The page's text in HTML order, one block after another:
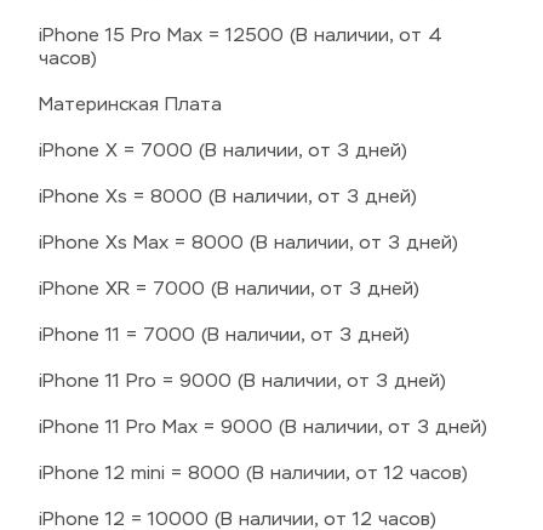
iPhone 15 Pro Max = 12500 (В наличии, от 4
часов)
Материнская Плата
iPhone X = 7000 (В наличии, от 3 дней)
iPhone Xs = 8000 (В наличии, от 3 дней)
iPhone Xs Max = 8000 (В наличии, от 3 дней)
iPhone XR = 7000 (В наличии, от 3 дней)
iPhone 11 = 7000 (В наличии, от 3 дней)
iPhone 11 Pro = 9000 (В наличии, от 3 дней)
iPhone 11 Pro Max = 9000 (В наличии, от 3 дней)
iPhone 12 mini = 8000 (В наличии, от 12 часов)
iPhone 12 = 10000 (В наличии, от 12 часов)